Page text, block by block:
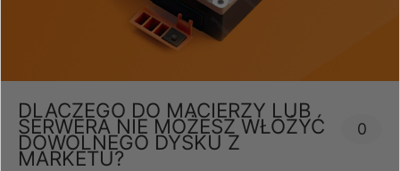
DLACZEGO DO MACIERZY LUB
SERWERA NIE MOŻESZ WŁOŻYĆ
DOWOLNEGO DYSKU Z
MARKETU?
0